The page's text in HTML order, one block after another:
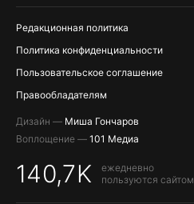
Редакционная политика
Политика конфиденциальности
Пользовательское соглашение
Правообладателям
Дизайн — Миша Гончаров
Воплощение — 101 Медиа
140,7K
ежедневно
пользуются сайтом